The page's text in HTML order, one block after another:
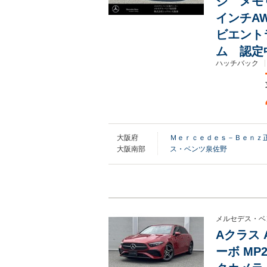
インチ
ビエン
ム 認定
ハッチバック
大阪府
大阪南部
Ｍｅｒｃｅｄｅｓ－Ｂｅｎｚ
ス・ベンツ泉佐野
メルセデス・
Aクラス
ーボ